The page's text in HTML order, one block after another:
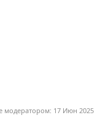
модератором: 17 Июн 2025